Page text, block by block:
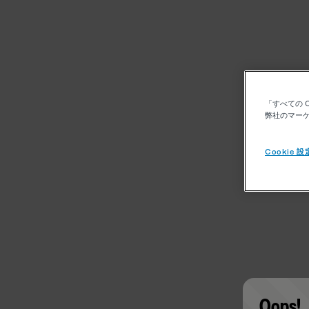
「すべての
弊社のマー
Cookie 設